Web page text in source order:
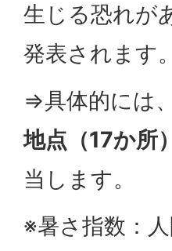
生じる恐れが
発表されます。
⇒具体的には、
地点（17か所
当します。
※暑さ指数：